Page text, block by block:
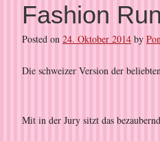
Fashion Run
Posted on 24. Oktober 2014 by
Die schweizer Version der
Mit in der Jury sitzt das